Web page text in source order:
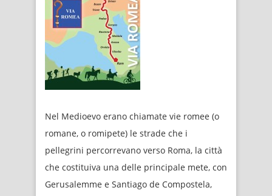
Nel Medioevo erano chiamate vie romee (o
romane, o romipete) le strade che i
pellegrini percorrevano verso Roma, la città
che costituiva una delle principale mete, con
Gerusalemme e Santiago de Compostela,